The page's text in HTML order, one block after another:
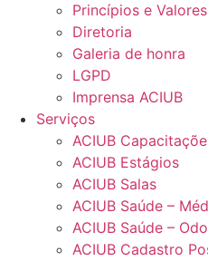
Princípios e Valores​
Diretoria
Galeria de honra
LGPD
Imprensa ACIUB
Serviços
ACIUB
ACIUB Estágios
ACIUB Salas
ACIUB Saúde –
ACIUB Saúde –
ACIUB Cadastro